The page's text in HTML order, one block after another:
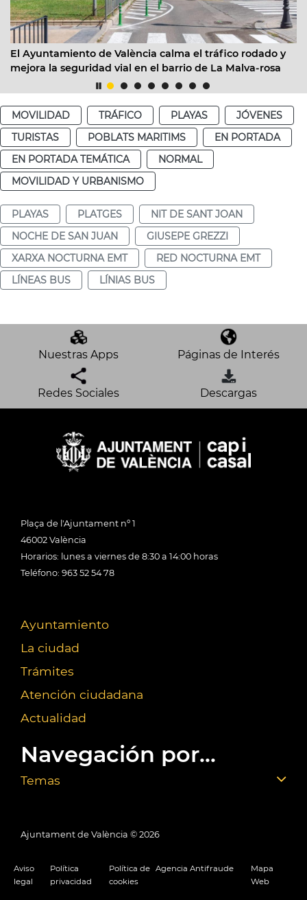
El Ayuntamiento de València calma el tráfico rodado y
mejora la seguridad vial en el barrio de La Malva-rosa
MOVILIDAD TRÁFICO PLAYAS
JÓVENES
TURISTAS
POBLATS MARITIMS
EN PORTADA
EN PORTADA TEMÁTICA
NORMAL
MOVILIDAD Y URBANISMO
PLAYAS PLATGES
NIT DE SANT JOAN
NOCHE DE SAN JUAN
GIUSEPE GREZZI
XARXA NOCTURNA EMT
RED NOCTURNA EMT
LÍNEAS BUS
LÍNIAS BUS
Nuestras Apps Páginas de Interés
Redes Sociales Descargas
Plaça de l'Ajuntament nº 1
46002 València
Horarios: lunes a viernes de 8:30 a 14:00 horas
Teléfono: 963 52 54 78
Ayuntamiento
La ciudad
Trámites
Atención ciudadana
Actualidad
Navegación por...
Temas
Ajuntament de València © 2026
Aviso
legal
Política
privacidad
Política de
cookies
Agencia Antifraude
Mapa
Web